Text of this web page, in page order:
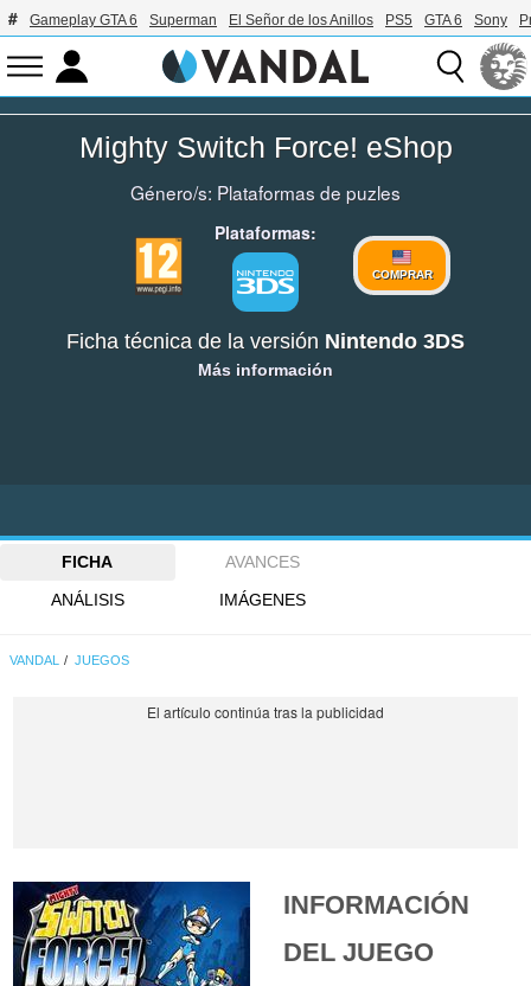
Gameplay GTA 6 Superman El Señor de los Anillos PS5 GTA 6 Sony
Mighty Switch Force! eShop
Género/s: Plataformas de puzles
Plataformas:
COMPRAR
Ficha técnica de la versión Nintendo 3DS
Más información
FICHA
AVANCES
ANÁLISIS
IMÁGENES
VANDAL JUEGOS
INFORMACIÓN
DEL JUEGO